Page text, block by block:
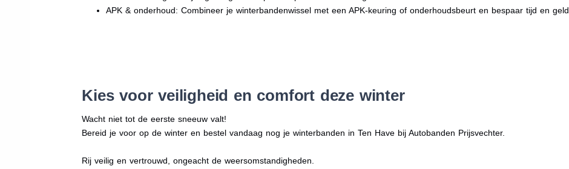
APK & onderhoud: Combineer je winterbandenwissel met een APK-keuring of onderhoudsbeurt en bespaar tijd en geld.
Kies voor veiligheid en comfort deze winter
Wacht niet tot de eerste sneeuw valt!
Bereid je voor op de winter en bestel vandaag nog je winterbanden in Ten Have bij Autobanden Prijsvechter.
Rij veilig en vertrouwd, ongeacht de weersomstandigheden.